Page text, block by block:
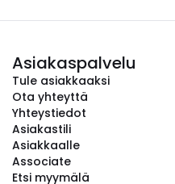
Asiakaspalvelu
Tule asiakkaaksi
Ota yhteyttä
Yhteystiedot
Asiakastili
Asiakkaalle
Associate
Etsi myymälä